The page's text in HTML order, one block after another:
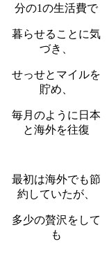
分の1の生活費で
暮らせることに気
づき、
せっせとマイルを
貯め、
毎月のように日本
と海外を往復
最初は海外でも節
約していたが、
多少の贅沢をして
も